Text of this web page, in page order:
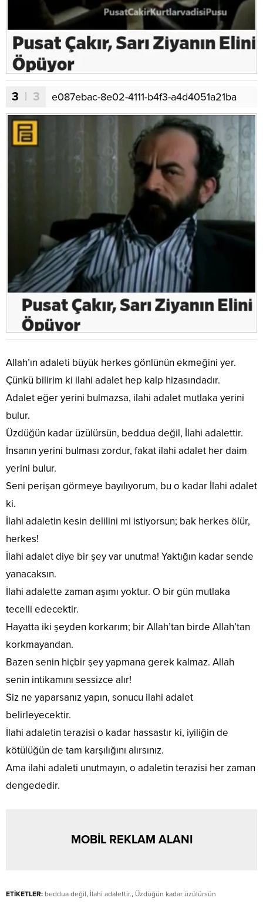
3 | 3 e087ebac-8e02-4111-b4f3-a4d4051a21ba
Allah’ın adaleti büyük herkes gönlünün ekmeğini yer.
Çünkü bilirim ki ilahi adalet hep kalp hizasındadır.
Adalet eğer yerini bulmazsa, ilahi adalet mutlaka yerini
bulur.
Üzdüğün kadar üzülürsün, beddua değil, İlahi adalettir.
İnsanın yerini bulması zordur, fakat ilahi adalet her daim
yerini bulur.
Seni perişan görmeye bayılıyorum, bu o kadar İlahi adalet
ki.
İlahi adaletin kesin delilini mi istiyorsun; bak herkes ölür,
herkes!
İlahi adalet diye bir şey var unutma! Yaktığın kadar sende
yanacaksın.
İlahi adalette zaman aşımı yoktur. O bir gün mutlaka
tecelli edecektir.
Hayatta iki şeyden korkarım; bir Allah’tan birde Allah’tan
korkmayandan.
Bazen senin hiçbir şey yapmana gerek kalmaz. Allah
senin intikamını sessizce alır!
Siz ne yaparsanız yapın, sonucu ilahi adalet
belirleyecektir.
İlahi adaletin terazisi o kadar hassastır ki, iyiliğin de
kötülüğün de tam karşılığını alırsınız.
Ama ilahi adaleti unutmayın, o adaletin terazisi her zaman
dengededir.
MOBİL REKLAM ALANI
ETİKETLER: beddua değil, İlahi adalettir., Üzdüğün kadar üzülürsün